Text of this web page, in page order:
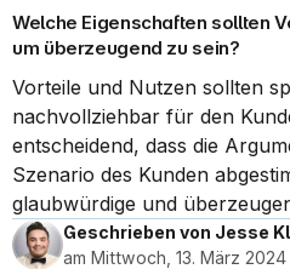
Welche Eigenschaften sollten
um überzeugend zu sein?
Vorteile und Nutzen sollten
nachvollziehbar für den
entscheidend, dass die
Szenario des Kunden
glaubwürdige und
Geschrieben von Jesse
am Mittwoch, 13. März 2024